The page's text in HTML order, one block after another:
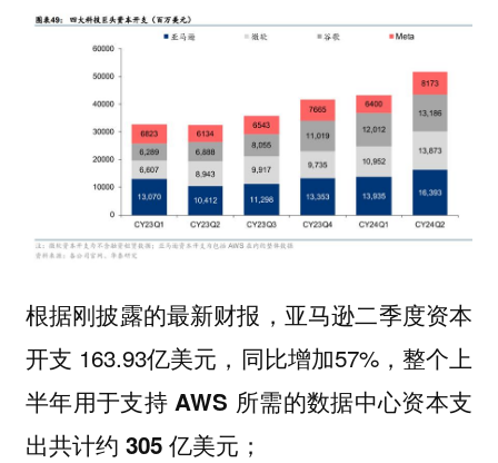
根据刚披露的最新财报，亚马逊二季度资本
开支 163.93亿美元，同比增加57%， 整个上
半年用于支持 AWS 所需的数据中心资本支
出共计约 305 亿美元；